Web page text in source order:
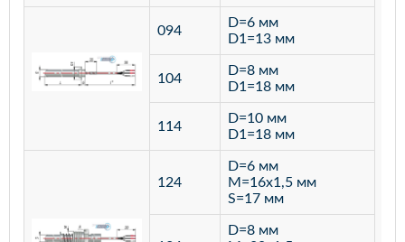
094
D=6 мм
D1=13 мм
104
D=8 мм
D1=18 мм
114
D=10 мм
D1=18 мм
124
D=6 мм
M=16х1,5 мм
S=17 мм
D=8 мм